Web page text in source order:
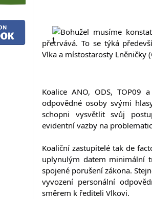
Bohužel musíme
přetrvává. To se týká
Vlka a místostarosty Lněničky
Koalice ANO, ODS, TOP09
odpovědné osoby svými
schopni vysvětlit svůj
evidentní vazby na
Koaliční zastupitelé tak de
uplynulým datem minimální
spojené porušení zákona.
vyvození personální
směrem k řediteli Vlkovi.